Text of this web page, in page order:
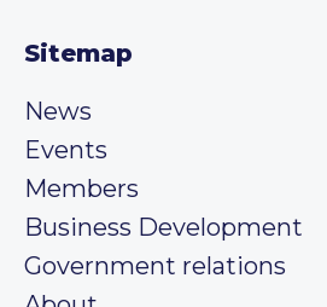
Sitemap
News
Events
Members
Business Development
Government relations